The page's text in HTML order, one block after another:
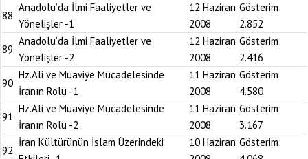
88
Anadolu’da İlmi Faaliyetler ve
Yönelişler -1
12 Haziran
2008
Gösterim:
2.852
89
Anadolu’da İlmi Faaliyetler ve
Yönelişler -2
12 Haziran
2008
Gösterim:
2.416
90
Hz.Ali ve Muaviye Mücadelesinde
İranın Rolü -1
11 Haziran
2008
Gösterim:
4.580
91
Hz.Ali ve Muaviye Mücadelesinde
İranın Rolü -2
11 Haziran
2008
Gösterim:
3.167
92
İran Kültürünün İslam Üzerindeki
10 Haziran Gösterim: